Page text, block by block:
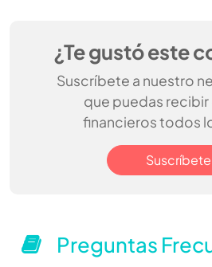
¿Te gustó este
Suscríbete a nuestro
que puedas
financieros todos
Suscríbete
Preguntas